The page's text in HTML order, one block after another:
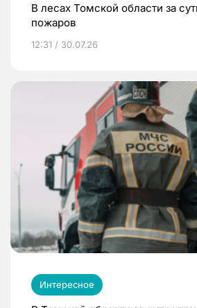
В лесах Томской области за
пожаров
12:31 / 30.07.26
Интересное